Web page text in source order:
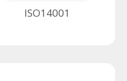
ISO14001